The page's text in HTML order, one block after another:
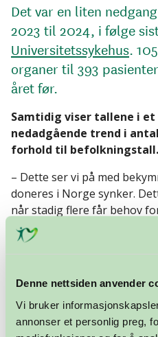
Denne nettsiden anvender
Vi bruker
annonser et personlig preg,
Det var en liten
2023 til 2024, i følge
Universitetssykehus.
organer til 393
året før.
Samtidig viser tallene i et
nedadgående trend i
forhold til befolkningstall.
– Dette ser vi på med
doneres i Norge synker.
når stadig flere får behov
venter nesten 600
Aleksander Sekowski,
Mens Norge ser en
i nabolandene Sverige,
politisk vilje og bedre